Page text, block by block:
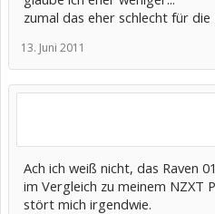
zumal das eher schlecht für
13. Juni 2011
Ach ich weiß nicht, das Raven
im Vergleich zu meinem NZXT
stört mich irgendwie.